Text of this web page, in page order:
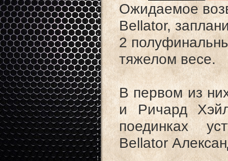
Ожидаемое
Bellator,
2
тяжелом весе.
В первом из
и Ричард
поединках
Bellator